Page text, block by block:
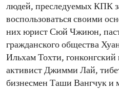
людей, преследуемых КПК
воспользоваться своими
них юрист Сюй Чжиюн,
гражданского общества
Ильхам Тохти, гонконгский
активист Джимми Лай,
бизнесмен Таши Вангчук и